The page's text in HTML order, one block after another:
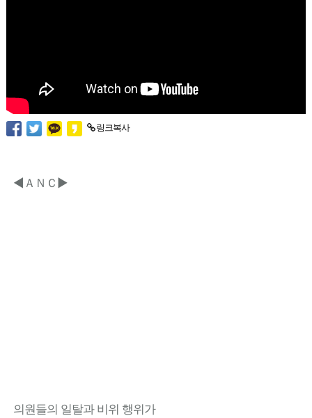
링크복사
◀ＡＮＣ▶
의원들의 일탈과 비위 행위가